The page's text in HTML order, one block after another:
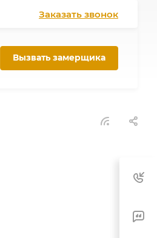
Заказать звонок
Вызвать замерщика